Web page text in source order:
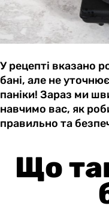
У рецепті вказано
бані, але не
паніки! Зараз ми
навчимо вас, як
правильно та
Що